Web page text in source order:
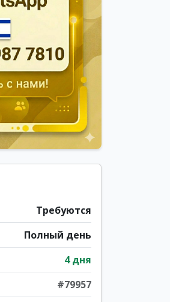
Требуются
Полный день
4 дня
#79957